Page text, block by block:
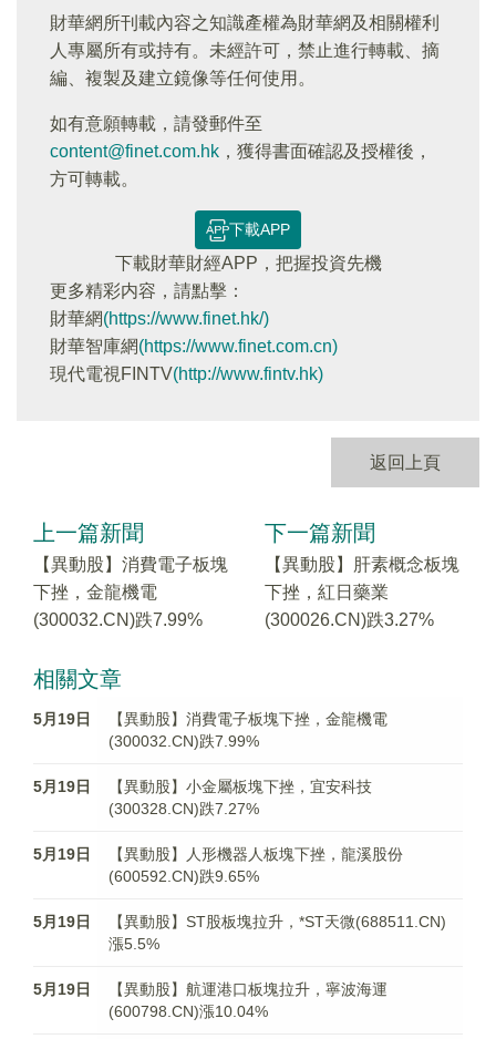
財華網所刊載內容之知識產權為財華網及相關權利
人專屬所有或持有。未經許可，禁止進行轉載、摘
編、複製及建立鏡像等任何使用。
如有意願轉載，請發郵件至
content@finet.com.hk ，獲得書面確認及授權後，
方可轉載。
下載APP
下載財華財經APP，把握投資先機
更多精彩内容，請點擊：
財華網(https://www.finet.hk/)
財華智庫網(https://www.finet.com.cn)
現代電視FINTV(http://www.fintv.hk)
返回上頁
上一篇新聞
【異動股】消費電子板塊
下挫，金龍機電
(300032.CN)跌7.99%
下一篇新聞
【異動股】肝素概念板塊
下挫，紅日藥業
(300026.CN)跌3.27%
相關文章
5月19日
【異動股】消費電子板塊下挫，金龍機電
(300032.CN)跌7.99%
5月19日
【異動股】小金屬板塊下挫，宜安科技
(300328.CN)跌7.27%
5月19日
【異動股】人形機器人板塊下挫，龍溪股份
(600592.CN)跌9.65%
5月19日
【異動股】ST股板塊拉升，*ST天微(688511.CN)
漲5.5%
5月19日
【異動股】航運港口板塊拉升，寧波海運
(600798.CN)漲10.04%